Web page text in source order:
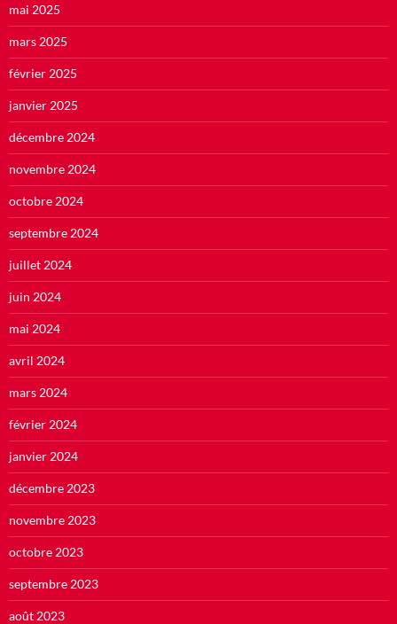
mai 2025
mars 2025
février 2025
janvier 2025
décembre 2024
novembre 2024
octobre 2024
septembre 2024
juillet 2024
juin 2024
mai 2024
avril 2024
mars 2024
février 2024
janvier 2024
décembre 2023
novembre 2023
octobre 2023
septembre 2023
août 2023